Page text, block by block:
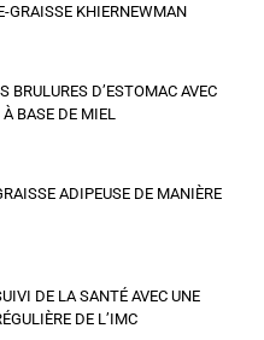
GRAISSE KHIERNEWMAN
BRULURES D’ESTOMAC AVEC
À BASE DE MIEL
ADIPEUSE DE MANIÈRE
DE LA SANTÉ AVEC UNE
DE L’IMC